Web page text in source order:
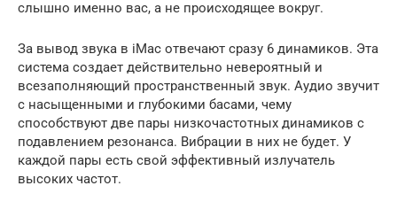
слышно именно вас, а не происходящее вокруг.
За вывод звука в iMac отвечают сразу 6 динамиков. Эта
система создает действительно невероятный и
всезаполняющий пространственный звук. Аудио звучит
с насыщенными и глубокими басами, чему
способствуют две пары низкочастотных динамиков с
подавлением резонанса. Вибрации в них не будет. У
каждой пары есть свой эффективный излучатель
высоких частот.